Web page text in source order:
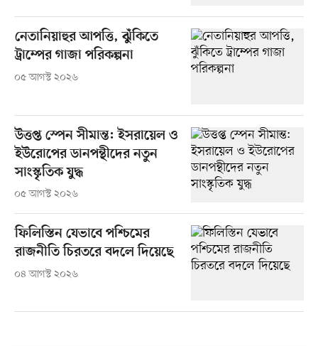
নেতানিয়াহুর আপত্তি, ঝুঁকিতে
ট্রাম্পের গাজা পরিকল্পনা
০৫ আগস্ট ২০২৬
উত্তপ্ত স্পেন সীমান্ত: ইসরায়েল ও
ইউরোপের ডানপন্থীদের নতুন
সাংস্কৃতিক যুদ্ধ
০৫ আগস্ট ২০২৬
ফিলিস্তিন যেভাবে পশ্চিমের
রাজনীতি চিরতরে বদলে দিয়েছে
০৪ আগস্ট ২০২৬